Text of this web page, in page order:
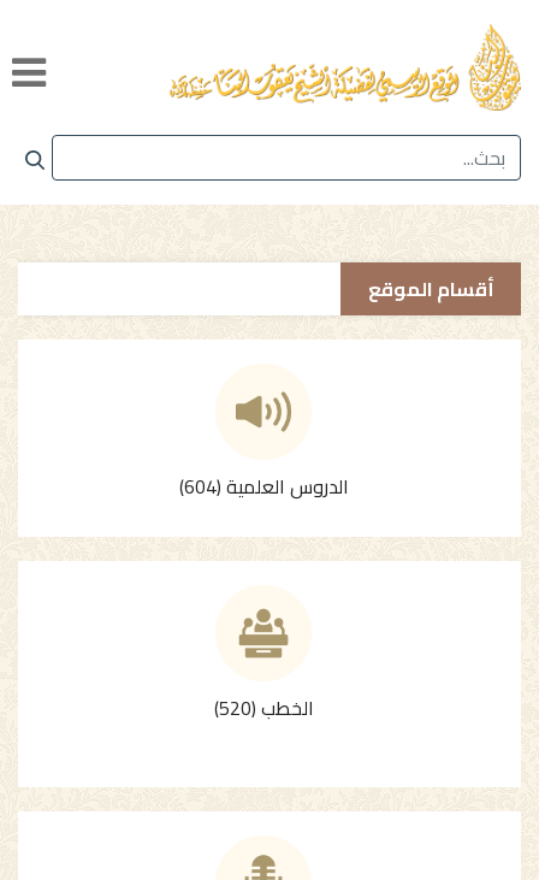
أقسام الموقع
الدروس العلمية (604)
الخطب (520)